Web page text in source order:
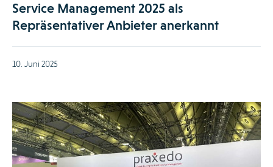
Service Management 2025 als
Repräsentativer Anbieter anerkannt
10. Juni 2025